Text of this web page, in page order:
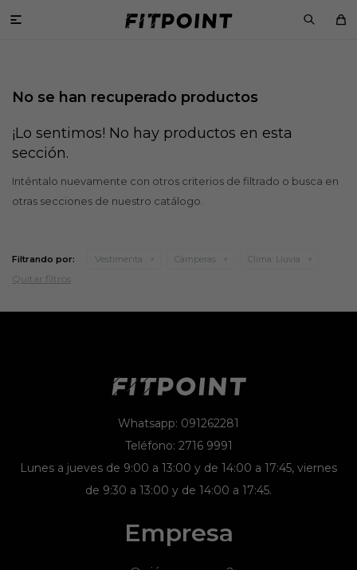

No se han recuperado productos
¡Lo sentimos! No hay productos en esta
sección.
Inténtalo nuevamente con otros criterios de filtrado o busca en
otras secciones de nuestro catálogo.
Filtrando por: Vestimenta Camperas Clima: Lluvia
Quitar filtros
Whatsapp: 091262281
Teléfono: 2716 9991
Lunes a jueves de 9:00 a 13:00 y de 14:00 a 17:45, viernes
de 9:30 a 13:00 y de 14:00 a 17:45.
Empresa